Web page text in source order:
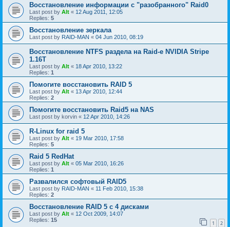
Восстановление информации с "разобранного" Raid0
Last post by Alt « 12 Aug 2011, 12:05
Replies: 5
Восстановление зеркала
Last post by RAID-MAN « 04 Jun 2010, 08:19
Восстановление NTFS раздела на Raid-е NVIDIA Stripe
1.16Т
Last post by Alt « 18 Apr 2010, 13:22
Replies: 1
Помогите восстановить RAID 5
Last post by Alt « 13 Apr 2010, 12:44
Replies: 2
Помогите восстановить Raid5 на NAS
Last post by korvin « 12 Apr 2010, 14:26
R-Linux for raid 5
Last post by Alt « 19 Mar 2010, 17:58
Replies: 5
Raid 5 RedHat
Last post by Alt « 05 Mar 2010, 16:26
Replies: 1
Развалился софтовый RAID5
Last post by RAID-MAN « 11 Feb 2010, 15:38
Replies: 2
Восстановление RAID 5 с 4 дисками
Last post by Alt « 12 Oct 2009, 14:07
Replies: 15 1 2